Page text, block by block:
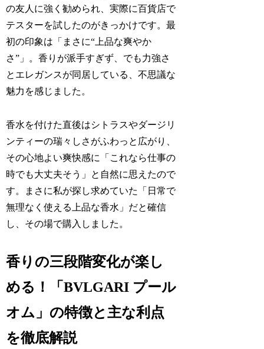
の友人に強く勧められ、実際に百貨店で
テスターを試したのがきっかけです。最
初の印象は「まさに“上品な爽やか
さ”」。香りが派手すぎず、でも力強さ
とエレガンスが同居している、不思議な
魅力を感じました。
香水を付けた直後はシトラスやダージリ
ンティーの瑞々しさがふわっと広がり、
その心地よい爽快感に「これなら仕事の
時でも大丈夫そう」と自然に思えたので
す。まさに私が探し求めていた「日常で
無理なく使える上品な香水」だと確信
し、その場で購入しました。
香りの三段階変化が楽し
める！「BVLGARI プール
オム」の特徴と主な利点
を徹底解説